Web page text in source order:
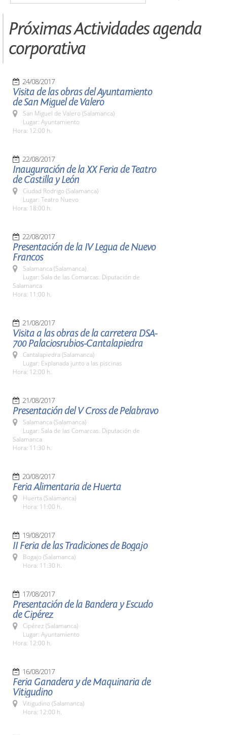
Próximas Actividades agenda
corporativa
24/08/2017
Visita de las obras del Ayuntamiento
de San Miguel de Valero
San Miguel de Valero (Salamanca)
Lugar: Ayuntamiento
Hora: 12:00 h.
22/08/2017
Inauguración de la XX Feria de Teatro
de Castilla y León
Ciudad Rodrigo (Salamanca)
Lugar: Teatro Nuevo
Hora: 18:00 h.
22/08/2017
Presentación de la IV Legua de Nuevo
Francos
Salamanca (Salamanca)
Lugar: Sala de las Comarcas. Diputación de
Salamanca
Hora: 11:00 h.
21/08/2017
Visita a las obras de la carretera DSA-
700 Palaciosrubios-Cantalapiedra
Cantalapiedra (Salamanca)
Lugar: Explanada junto a las piscinas
Hora: 12:00 h.
21/08/2017
Presentación del V Cross de Pelabravo
Salamanca (Salamanca)
Lugar: Sala de las Comarcas. Diputación de
Salamanca
Hora: 11:30 h.
20/08/2017
Feria Alimentaria de Huerta
Huerta (Salamanca)
Hora: 11:00 h.
19/08/2017
II Feria de las Tradiciones de Bogajo
Bogajo (Salamanca)
Hora: 11:30 h.
17/08/2017
Presentación de la Bandera y Escudo
de Cipérez
Cipérez (Salamanca)
Lugar: Ayuntamiento
Hora: 12:00 h.
16/08/2017
Feria Ganadera y de Maquinaria de
Vitigudino
Vitigudino (Salamanca)
Hora: 12:00 h.